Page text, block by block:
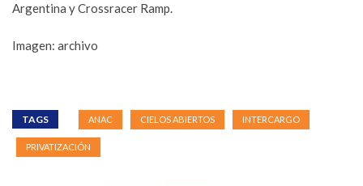
Argentina y Crossracer Ramp.
Imagen: archivo
TAGS ANAC CIELOS ABIERTOS INTERCARGO
PRIVATIZACIÓN